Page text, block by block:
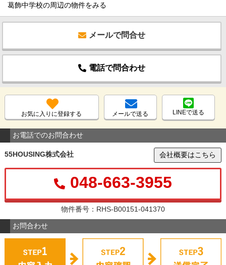
葛飾中学校の周辺の物件をみる
メールで問合せ
電話で問合わせ
お気に入りに登録する メールで送る LINEで送る
お電話でのお問合わせ
55HOUSING株式会社 会社概要はこちら
048-663-3955
物件番号：RHS-B00151-041370
お問合わせ